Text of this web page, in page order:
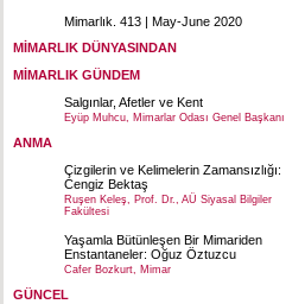
Mimarlık. 413 | May-June 2020
MİMARLIK DÜNYASINDAN
MİMARLIK GÜNDEM
Salgınlar, Afetler ve Kent
Eyüp Muhcu, Mimarlar Odası Genel Başkanı
ANMA
Çizgilerin ve Kelimelerin Zamansızlığı:
Cengiz Bektaş
Ruşen Keleş, Prof. Dr., AÜ Siyasal Bilgiler
Fakültesi
Yaşamla Bütünleşen Bir Mimariden
Enstantaneler: Oğuz Öztuzcu
Cafer Bozkurt, Mimar
GÜNCEL